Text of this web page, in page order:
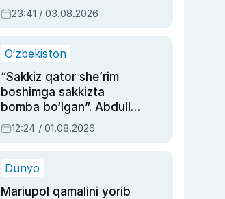
ayolga sud hukmi o‘qildi
23:41 / 03.08.2026
O‘zbekiston
“Sakkiz qator she’rim
boshimga sakkizta
bomba bo‘lgan”. Abdulla
Oripovni siyosiy
ayblovlardan asrab
12:24 / 01.08.2026
Dunyo
Mariupol qamalini yorib